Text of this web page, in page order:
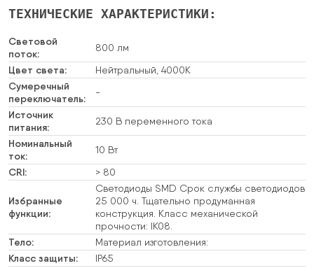
ТЕХНИЧЕСКИЕ ХАРАКТЕРИСТИКИ:
Световой
поток:
800 лм
Цвет света: Нейтральный, 4000К
Сумеречный
переключатель:
-
Источник
питания:
230 В переменного тока
Номинальный
ток:
10 Вт
CRI: > 80
Избранные
функции:
Светодиоды SMD Срок службы светодиодов
25 000 ч. Тщательно продуманная
конструкция. Класс механической
прочности: IK08.
Тело: Материал изготовления:
Класс защиты: IP65